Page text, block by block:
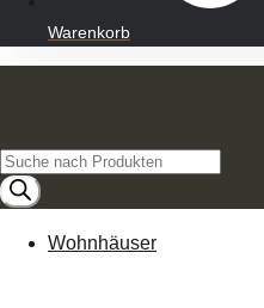
Warenkorb
Products
search
Wohnhäuser